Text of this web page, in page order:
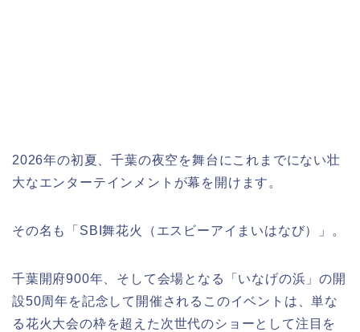
2026年の初夏、千葉の夜空を舞台にこれまでにない壮
大なエンターテインメントが幕を開けます。
その名も「SBI舞花火（エスビーアイまいはなび）」。
千葉開府900年、そして会場となる「いなげの浜」の開
設50周年を記念して開催されるこのイベントは、単な
る花火大会の枠を超えた次世代のショーとして注目を